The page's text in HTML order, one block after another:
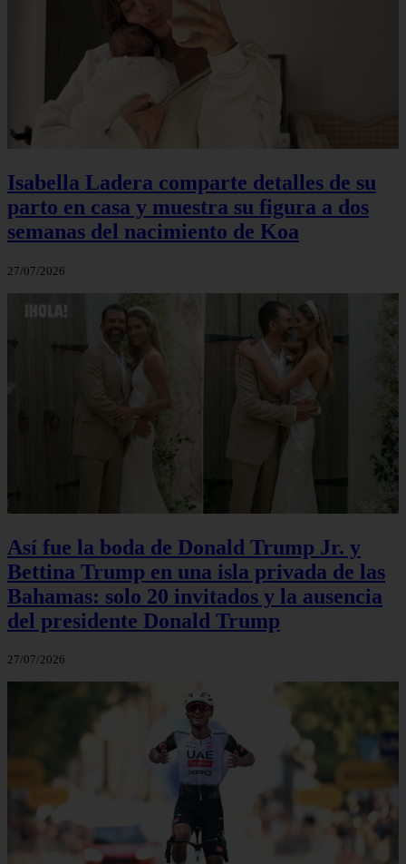
Isabella Ladera comparte detalles de su
parto en casa y muestra su figura a dos
semanas del nacimiento de Koa
27/07/2026
Así fue la boda de Donald Trump Jr. y
Bettina Trump en una isla privada de las
Bahamas: solo 20 invitados y la ausencia
del presidente Donald Trump
27/07/2026